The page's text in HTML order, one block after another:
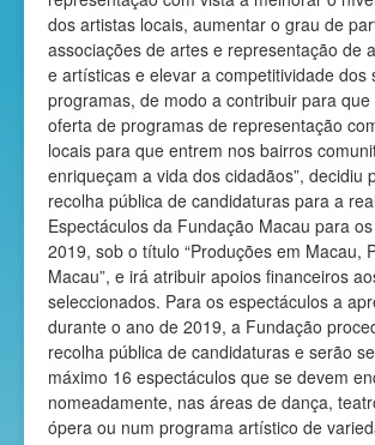
dos artistas locais, aumentar o grau de
associações de artes e representação de
e artísticas e elevar a competitividade dos
programas, de modo a contribuir para
oferta de programas de representação
locais para que entrem nos bairros
enriqueçam a vida dos cidadãos”, decidiu
recolha pública de candidaturas para a
Espectáculos da Fundação Macau para
2019, sob o título “Produções em Macau,
Macau”, e irá atribuir apoios financeiros
seleccionados. Para os espectáculos a
durante o ano de 2019, a Fundação
recolha pública de candidaturas e serão
máximo 16 espectáculos que se devem
nomeadamente, nas áreas de dança,
ópera ou num programa artístico de